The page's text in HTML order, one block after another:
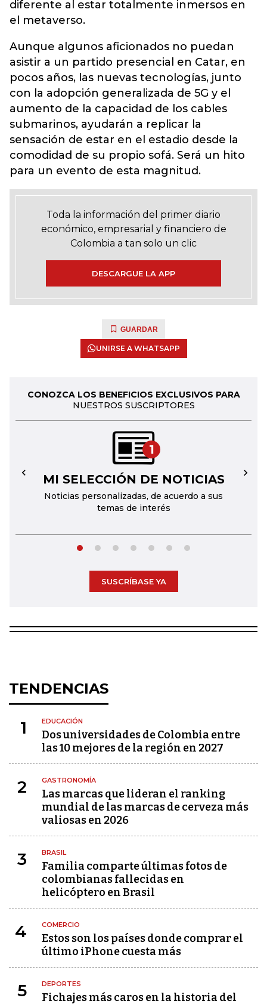
diferente al estar totalmente inmersos en
el metaverso.
Aunque algunos aficionados no puedan
asistir a un partido presencial en Catar, en
pocos años, las nuevas tecnologías, junto
con la adopción generalizada de 5G y el
aumento de la capacidad de los cables
submarinos, ayudarán a replicar la
sensación de estar en el estadio desde la
comodidad de su propio sofá. Será un hito
para un evento de esta magnitud.
Toda la información del primer diario
económico, empresarial y financiero de
Colombia a tan solo un clic
DESCARGUE LA APP
GUARDAR
UNIRSE A WHATSAPP
CONOZCA LOS BENEFICIOS EXCLUSIVOS PARA
NUESTROS SUSCRIPTORES
1
MI SELECCIÓN DE NOTICIAS
Noticias personalizadas, de acuerdo a sus
temas de interés
← →
SUSCRÍBASE YA
TENDENCIAS
1 EDUCACIÓN
Dos universidades de Colombia entre
las 10 mejores de la región en 2027
2 GASTRONOMÍA
Las marcas que lideran el ranking
mundial de las marcas de cerveza más
valiosas en 2026
3 BRASIL
Familia comparte últimas fotos de
colombianas fallecidas en
helicóptero en Brasil
4 COMERCIO
Estos son los países donde comprar el
último iPhone cuesta más
5 DEPORTES
Fichajes más caros en la historia del